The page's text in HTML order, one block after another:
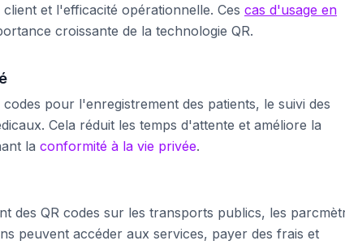
et l'efficacité opérationnelle. Ces cas d'usage en
croissante de la technologie QR.
pour l'enregistrement des patients, le suivi des
Cela réduit les temps d'attente et améliore la
la conformité à la vie privée.
des QR codes sur les transports publics, les
peuvent accéder aux services, payer des frais et